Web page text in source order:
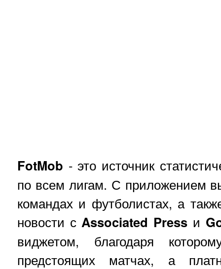
FotMob - это источник
по всем лигам. С приложением
командах и футболистах, а
новости с Associated Press и
виджетом, благодаря
предстоящих матчах, а